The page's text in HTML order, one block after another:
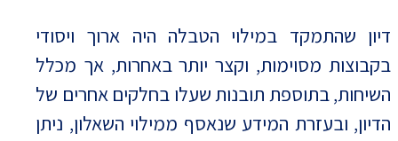
דיון שהתמקד במילוי הטבלה היה ארוך ויסודי
בקבוצות מסוימות, וקצר יותר באחרות, אך מכלל
השיחות, בתוספת תובנות שעלו בחלקים אחרים של
הדיון, ובעזרת המידע שנאסף ממילוי השאלון, ניתן